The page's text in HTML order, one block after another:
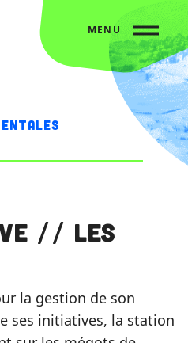
MENU
// Les
la gestion de son
ses initiatives, la station